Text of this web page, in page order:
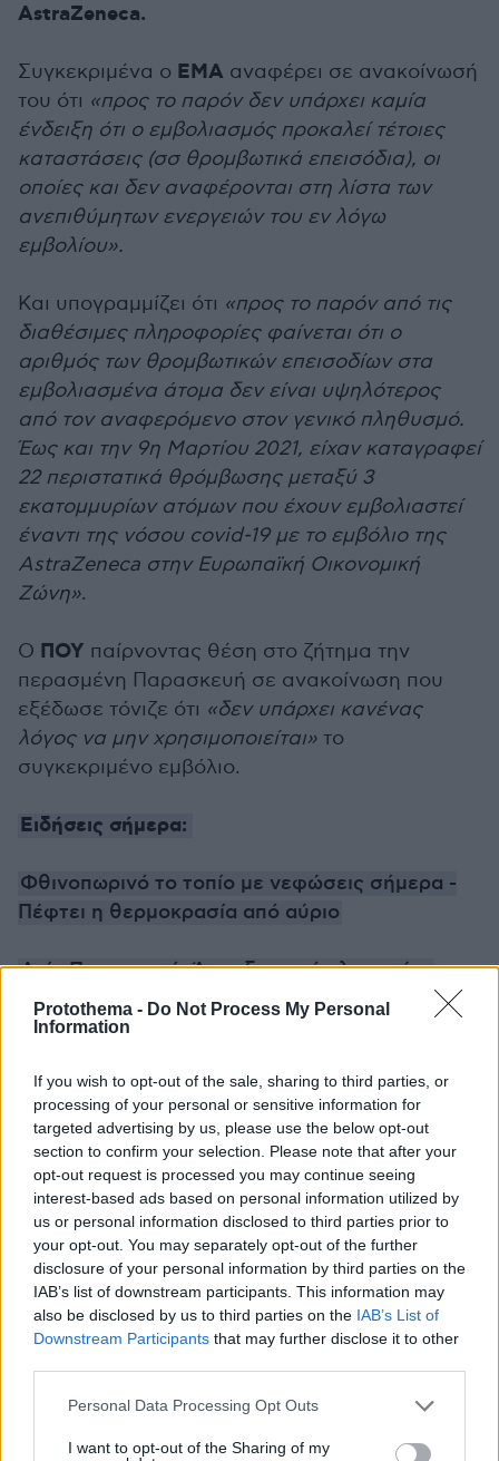
Protothema - Do Not Process My Personal
Information
If you wish to opt-out of the sale, sharing to third parties, or
processing of your personal or sensitive information for
targeted advertising by us, please use the below opt-out
section to confirm your selection. Please note that after your
opt-out request is processed you may continue seeing
interest-based ads based on personal information utilized by
us or personal information disclosed to third parties prior to
your opt-out. You may separately opt-out of the further
disclosure of your personal information by third parties on the
IAB’s list of downstream participants. This information may
also be disclosed by us to third parties on the IAB’s List of
Downstream Participants that may further disclose it to other
Please note that this website/app uses one or more Google
not limited to your visit or usage behaviour. You may click to
Personal Data Processing Opt Outs
I want to opt-out of the Sharing of my
AstraZeneca.
Συγκεκριμένα ο ΕΜΑ αναφέρει σε ανακοίνωσή
του ότι «προς το παρόν δεν υπάρχει καμία
ένδειξη ότι ο εμβολιασμός προκαλεί τέτοιες
καταστάσεις (σσ θρομβωτικά επεισόδια), οι
οποίες και δεν αναφέρονται στη λίστα των
ανεπιθύμητων ενεργειών του εν λόγω
εμβολίου».
Και υπογραμμίζει ότι «προς το παρόν από τις
διαθέσιμες πληροφορίες φαίνεται ότι ο
αριθμός των θρομβωτικών επεισοδίων στα
εμβολιασμένα άτομα δεν είναι υψηλότερος
από τον αναφερόμενο στον γενικό πληθυσμό.
Έως και την 9η Μαρτίου 2021, είχαν καταγραφεί
22 περιστατικά θρόμβωσης μεταξύ 3
εκατομμυρίων ατόμων που έχουν εμβολιαστεί
έναντι της νόσου covid-19 με το εμβόλιο της
AstraZeneca στην Ευρωπαϊκή Οικονομική
Ζώνη».
Ο ΠΟΥ παίρνοντας θέση στο ζήτημα την
περασμένη Παρασκευή σε ανακοίνωση που
εξέδωσε τόνιζε ότι «δεν υπάρχει κανένας
λόγος να μην χρησιμοποιείται» το
συγκεκριμένο εμβόλιο.
Ειδήσεις σήμερα:
Φθινοπωρινό το τοπίο με νεφώσεις σήμερα -
Πέφτει η θερμοκρασία από αύριο
Αγία Παρασκευή: Άρπαξαν από ηλικιωμένη
κοσμήματα αξίας 1 εκατ. ευρώ
επιχειρήσεις
Σχετικά Άρθρα
Ακολουθήστε το protothema.gr στο Google News
και μάθετε πρώτοι όλες τις ειδήσεις
Δείτε όλες τις τελευταίεςΕιδήσειςαπό την Ελλάδα
και τον Κόσμο, τη στιγμή που συμβαίνουν, στο
Protothema.gr